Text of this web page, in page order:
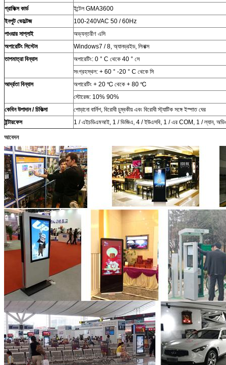
গ্রাফিক্স কার্ড
ইন্টেল GMA3600
ইনপুট ভোল্টেজ
100-240VAC 50 / 60Hz
পাওয়ার সাপ্লাই
অভ্যন্তরীণ এসি
অপারেটিং সিস্টেম
Windows7 / 8, অ্যানড্রইড, লিনাক্স
তাপমাত্রা বিন্যাস
অপারেটিং: 0 ° C থেকে 40 ° সে
সংগ্রহস্থল: + 60 ° -20 ° C থেকে সি
আর্দ্রতা বিন্যাস
অপারেটিং + 20 ℃ থেকে + 80 ℃
স্টোরেজ: 10% 90%
কেবিন উপাদান / চিকিত্সা
পোড়ানো বার্নিশ, বিরোধী চুম্বকীয় এবং বিরোধী স্ট্যাটিক সঙ্গে ইস্পাত ঘের
ইন্টারফেস
1 / এইচডিএমআই, 1 / ভিজিএ, 4 / ইউএসবি, 1 / এর COM, 1 / ল্যান,
আবেদন